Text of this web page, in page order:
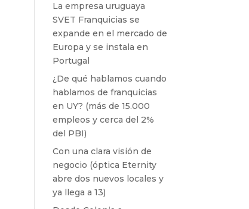
La empresa uruguaya
SVET Franquicias se
expande en el mercado de
Europa y se instala en
Portugal
¿De qué hablamos cuando
hablamos de franquicias
en UY? (más de 15.000
empleos y cerca del 2%
del PBI)
Con una clara visión de
negocio (óptica Eternity
abre dos nuevos locales y
ya llega a 13)